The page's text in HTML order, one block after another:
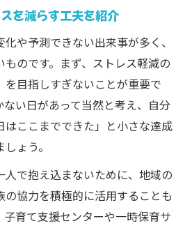
る子育ての新常識に迫る
注目される自己肯定感の育て
育児研究が示す新しい接し方
心を育む日常の声かけ実践例
過程を認める習慣の重要性
避けたい否定的な言葉とは何
を工夫したい方へ
る言葉がけの工夫ポイント
を減らす工夫を紹介
や予測できない出来事が多く、
のです。まず、ストレス軽減の
を目指しすぎないことが重要で
い日があって当然と考え、自分
はここまでできた」と小さな達成
ょう。
人で抱え込まないために、地域の
の協力を積極的に活用することも
育て支援センターや一時保育サ